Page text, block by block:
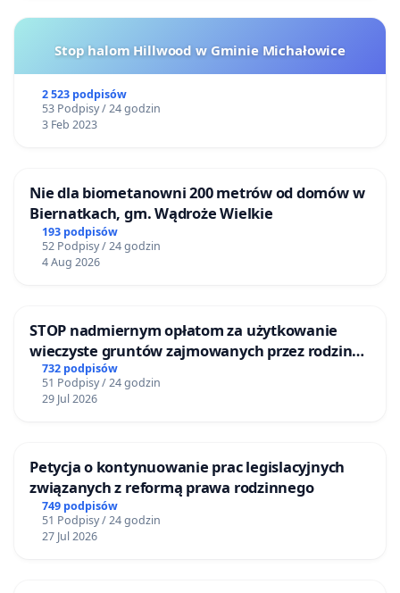
Stop halom Hillwood w Gminie Michałowice
2 523 podpisów
53 Podpisy / 24 godzin
3 Feb 2023
Nie dla biometanowni 200 metrów od domów w
Biernatkach, gm. Wądroże Wielkie
193 podpisów
52 Podpisy / 24 godzin
4 Aug 2026
STOP nadmiernym opłatom za użytkowanie
wieczyste gruntów zajmowanych przez rodzinne
ogrody działkowe.
732 podpisów
51 Podpisy / 24 godzin
29 Jul 2026
Petycja o kontynuowanie prac legislacyjnych
związanych z reformą prawa rodzinnego
749 podpisów
51 Podpisy / 24 godzin
27 Jul 2026